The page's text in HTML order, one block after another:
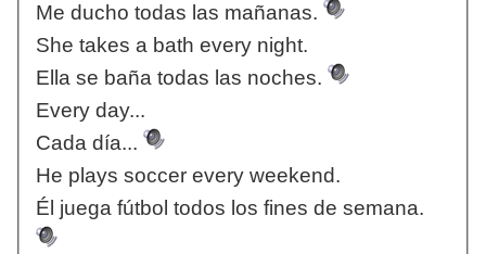
Me ducho todas las mañanas.
She takes a bath every night.
Ella se baña todas las noches.
Every day...
Cada día...
He plays soccer every weekend.
Él juega fútbol todos los fines de semana.